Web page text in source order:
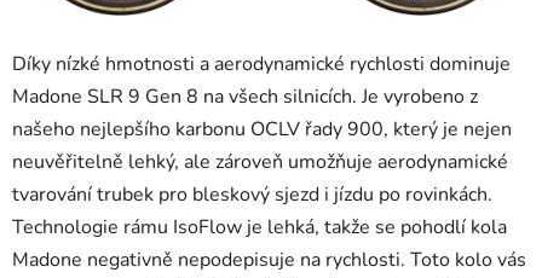
Díky nízké hmotnosti a aerodynamické rychlosti dominuje
Madone SLR 9 Gen 8 na všech silnicích. Je vyrobeno z
našeho nejlepšího karbonu OCLV řady 900, který je nejen
neuvěřitelně lehký, ale zároveň umožňuje aerodynamické
tvarování trubek pro bleskový sjezd i jízdu po rovinkách.
Technologie rámu IsoFlow je lehká, takže se pohodlí kola
Madone negativně nepodepisuje na rychlosti. Toto kolo vás